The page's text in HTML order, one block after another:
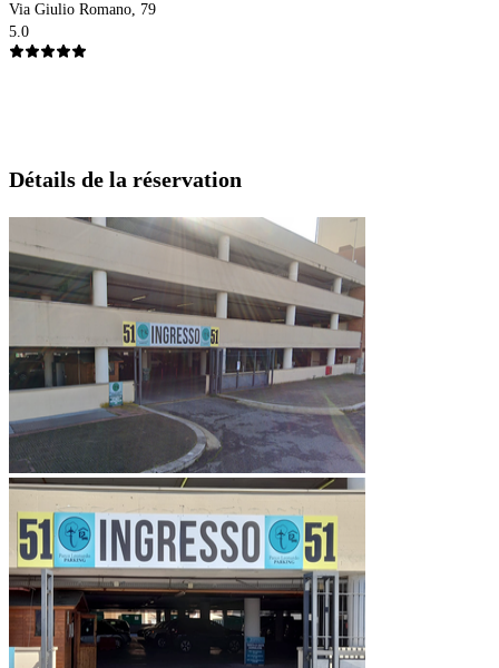
Via Giulio Romano, 79
5.0
Détails de la réservation